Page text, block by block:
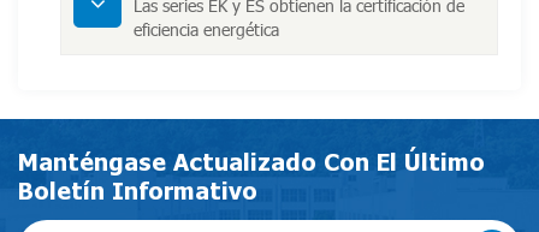
Las series EK y ES obtienen la certificación de
eficiencia energética
Manténgase Actualizado Con El Último
Boletín Informativo